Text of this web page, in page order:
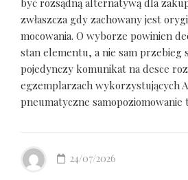
być rozsądną alternatywą dla
zwłaszcza gdy zachowany jest
mocowania. O wyborze powinien
stan elementu, a nie sam przebieg
pojedynczy komunikat na desce
egzemplarzach wykorzystujących
pneumatyczne samopoziomowanie
24/07/2026